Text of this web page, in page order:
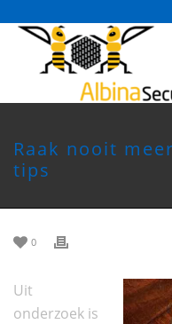
Raak nooit
tips
0
Uit
onderzoek is